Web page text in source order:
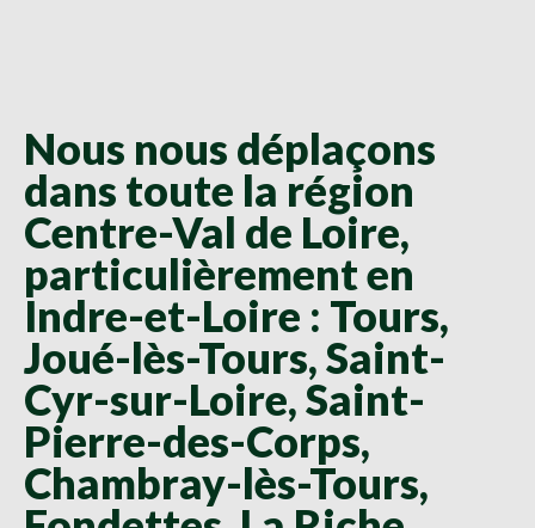
Nous nous déplaçons
dans toute la région
Centre-Val de Loire,
particulièrement en
Indre-et-Loire : Tours,
Joué-lès-Tours, Saint-
Cyr-sur-Loire, Saint-
Pierre-des-Corps,
Chambray-lès-Tours,